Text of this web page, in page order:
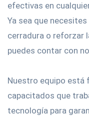
efectivas en
Ya sea que
cerradura o reforzar
puedes contar con
Nuestro equipo está
capacitados que
tecnología para